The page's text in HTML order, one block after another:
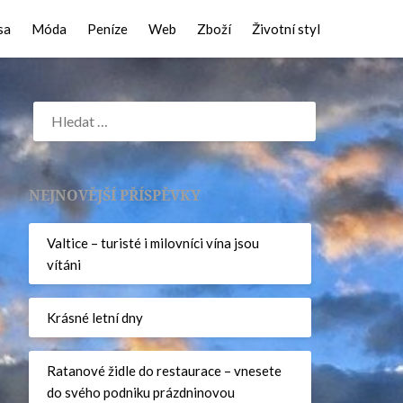
Móda Peníze Web Zboží Životní styl
NEJNOVĚJŠÍ PŘÍSPĚVKY
Valtice – turisté i milovníci vína jsou
vítáni
Krásné letní dny
Ratanové židle do restaurace – vnesete
do svého podniku prázdninovou